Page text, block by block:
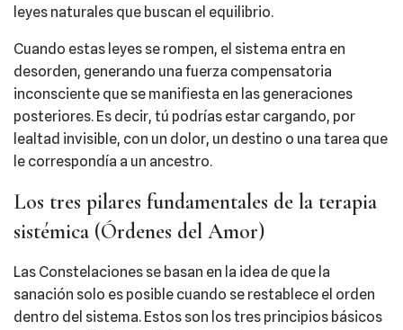
leyes naturales que buscan el equilibrio.
Cuando estas leyes se rompen, el sistema entra en
desorden, generando una fuerza compensatoria
inconsciente que se manifiesta en las generaciones
posteriores. Es decir, tú podrías estar cargando, por
lealtad invisible, con un dolor, un destino o una tarea que
le correspondía a un ancestro.
Los tres pilares fundamentales de la terapia
sistémica (Órdenes del Amor)
Las Constelaciones se basan en la idea de que la
sanación solo es posible cuando se restablece el orden
dentro del sistema. Estos son los tres principios básicos